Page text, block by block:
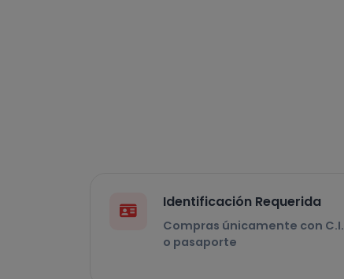
Identificación Requerida
Compras únicamente con C.I.
o pasaporte